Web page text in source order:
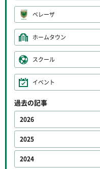
ベレーザ
ホームタウン
スクール
イベント
過去の記事
2026
2025
2024